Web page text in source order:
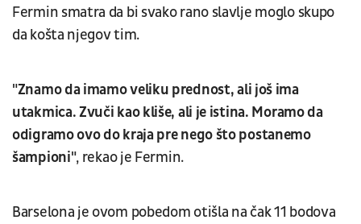
Fermin smatra da bi svako rano slavlje moglo skupo
da košta njegov tim.
"Znamo da imamo veliku prednost, ali još ima
utakmica. Zvuči kao kliše, ali je istina. Moramo da
odigramo ovo do kraja pre nego što postanemo
šampioni", rekao je Fermin.
Barselona je ovom pobedom otišla na čak 11 bodova